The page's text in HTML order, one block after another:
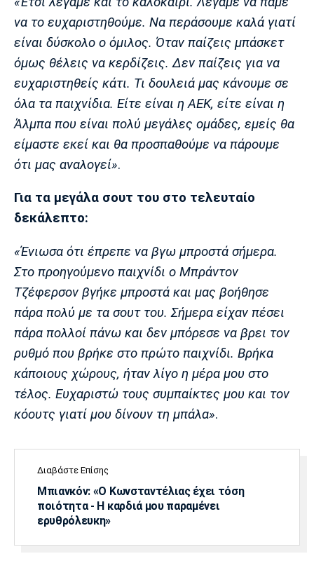
να το ευχαριστηθούμε. Να περάσουμε καλά γιατί
είναι δύσκολο ο όμιλος. Όταν παίζεις μπάσκετ
όμως θέλεις να κερδίζεις. Δεν παίζεις για να
ευχαριστηθείς κάτι. Τι δουλειά μας κάνουμε σε
όλα τα παιχνίδια. Είτε είναι η ΑΕΚ, είτε είναι η
Άλμπα που είναι πολύ μεγάλες ομάδες, εμείς θα
είμαστε εκεί και θα προσπαθούμε να πάρουμε
ότι μας αναλογεί».
Για τα μεγάλα σουτ του στο τελευταίο
δεκάλεπτο:
«Ένιωσα ότι έπρεπε να βγω μπροστά σήμερα.
Στο προηγούμενο παιχνίδι ο Μπράντον
Τζέφερσον βγήκε μπροστά και μας βοήθησε
πάρα πολύ με τα σουτ του. Σήμερα είχαν πέσει
πάρα πολλοί πάνω και δεν μπόρεσε να βρει τον
ρυθμό που βρήκε στο πρώτο παιχνίδι. Βρήκα
κάποιους χώρους, ήταν λίγο η μέρα μου στο
τέλος. Ευχαριστώ τους συμπαίκτες μου και τον
κόουτς γιατί μου δίνουν τη μπάλα».
Διαβάστε Επίσης
Μπιανκόν: «Ο Κωνσταντέλιας έχει τόση
ποιότητα - Η καρδιά μου παραμένει
ερυθρόλευκη»